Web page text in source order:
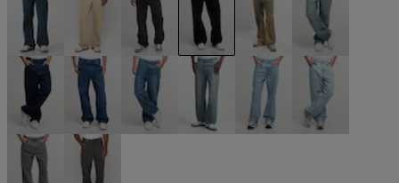
beige beige schwarzschwarzblau blau
blau blau